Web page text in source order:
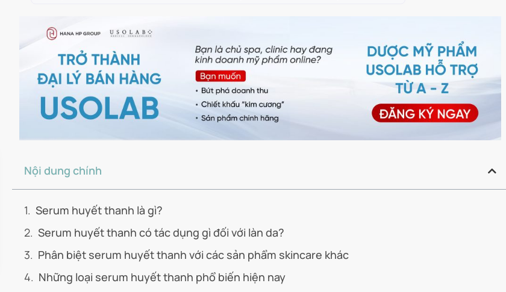
Nội dung chính
Serum huyết thanh là gì?
Serum huyết thanh có tác dụng gì đối với làn da?
Phân biệt serum huyết thanh với các sản phẩm skincare khác
Những loại serum huyết thanh phổ biến hiện nay